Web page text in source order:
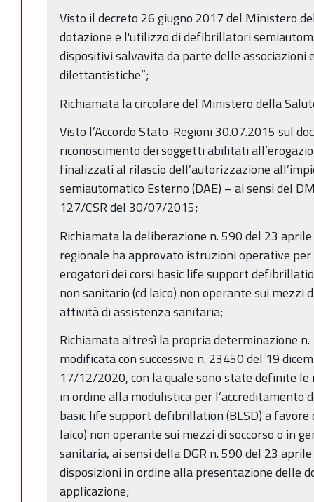
Visto il decreto 26 giugno 2017 del Ministero
dotazione e l'utilizzo di defibrillatori
dispositivi salvavita da parte delle associazioni
dilettantistiche”;
Richiamata la circolare del Ministero della
Visto l’Accordo Stato-Regioni 30.07.2015 sul
riconoscimento dei soggetti abilitati
finalizzati al rilascio dell’autorizzazione
semiautomatico Esterno (DAE) – ai sensi del
127/CSR del 30/07/2015;
Richiamata la deliberazione n. 590 del 23
regionale ha approvato istruzioni operative
erogatori dei corsi basic life support
non sanitario (cd laico) non operante sui mezzi
attività di assistenza sanitaria;
Richiamata altresì la propria determinazione
modificata con successive n. 23450 del 19
17/12/2020, con la quale sono state definite
in ordine alla modulistica per l’accreditamento
basic life support defibrillation (BLSD) a favore
laico) non operante sui mezzi di soccorso o in
sanitaria, ai sensi della DGR n. 590 del 23
disposizioni in ordine alla presentazione delle
applicazione;